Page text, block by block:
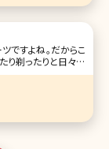
ですよね。だからこ
り剃ったりと日々の
かっていながらも
前にきれいにしたの
ていたのに失敗し